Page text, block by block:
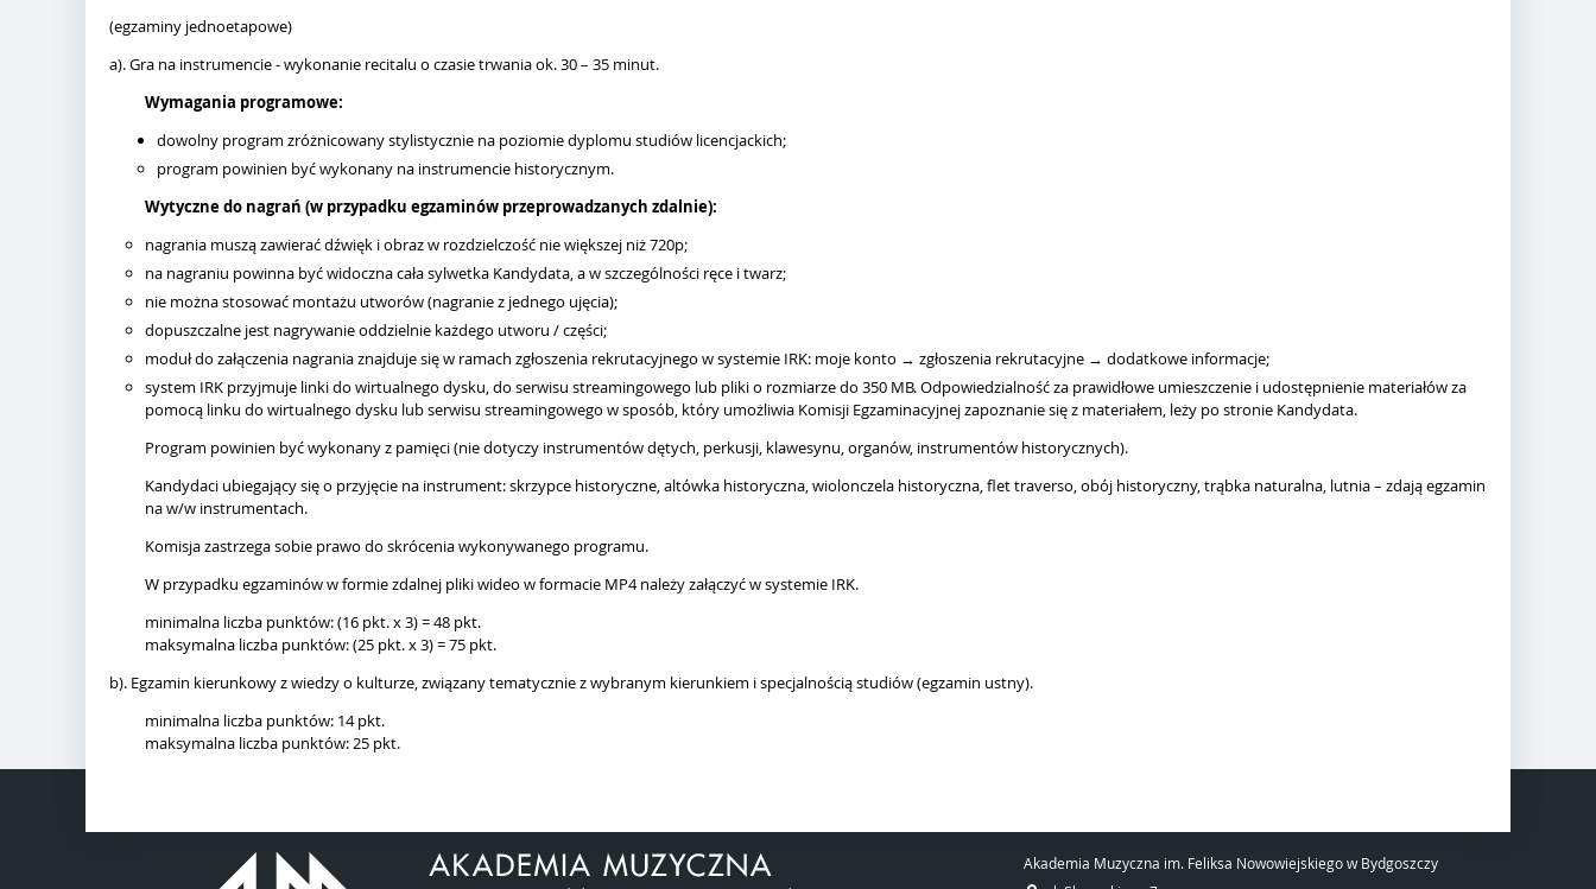
(egzaminy jednoetapowe)
a). Gra na instrumencie - wykonanie recitalu o czasie trwania ok. 30 – 35 minut.
Wymagania programowe:
dowolny program zróżnicowany stylistycznie na poziomie dyplomu studiów licencjackich;
program powinien być wykonany na instrumencie historycznym.
Wytyczne do nagrań (w przypadku egzaminów przeprowadzanych zdalnie):
nagrania muszą zawierać dźwięk i obraz w rozdzielczość nie większej niż 720p;
na nagraniu powinna być widoczna cała sylwetka Kandydata, a w szczególności ręce i twarz;
nie można stosować montażu utworów (nagranie z jednego ujęcia);
dopuszczalne jest nagrywanie oddzielnie każdego utworu / części;
moduł do załączenia nagrania znajduje się w ramach zgłoszenia rekrutacyjnego w systemie IRK: moje konto → zgłoszenia rekrutacyjne → dodatkowe informacje;
system IRK przyjmuje linki do wirtualnego dysku, do serwisu streamingowego lub pliki o rozmiarze do 350 MB. Odpowiedzialność za prawidłowe umieszczenie i udostępnienie materiałów za
pomocą linku do wirtualnego dysku lub serwisu streamingowego w sposób, który umożliwia Komisji Egzaminacyjnej zapoznanie się z materiałem, leży po stronie Kandydata.
Program powinien być wykonany z pamięci (nie dotyczy instrumentów dętych, perkusji, klawesynu, organów, instrumentów historycznych).
Kandydaci ubiegający się o przyjęcie na instrument: skrzypce historyczne, altówka historyczna, wiolonczela historyczna, flet traverso, obój historyczny, trąbka naturalna, lutnia – zdają egzamin
na w/w instrumentach.
Komisja zastrzega sobie prawo do skrócenia wykonywanego programu.
W przypadku egzaminów w formie zdalnej pliki wideo w formacie MP4 należy załączyć w systemie IRK.
minimalna liczba punktów: (16 pkt. x 3) = 48 pkt.
maksymalna liczba punktów: (25 pkt. x 3) = 75 pkt.
b). Egzamin kierunkowy z wiedzy o kulturze, związany tematycznie z wybranym kierunkiem i specjalnością studiów (egzamin ustny).
minimalna liczba punktów: 14 pkt.
maksymalna liczba punktów: 25 pkt.
Akademia Muzyczna im. Feliksa Nowowiejskiego w Bydgoszczy